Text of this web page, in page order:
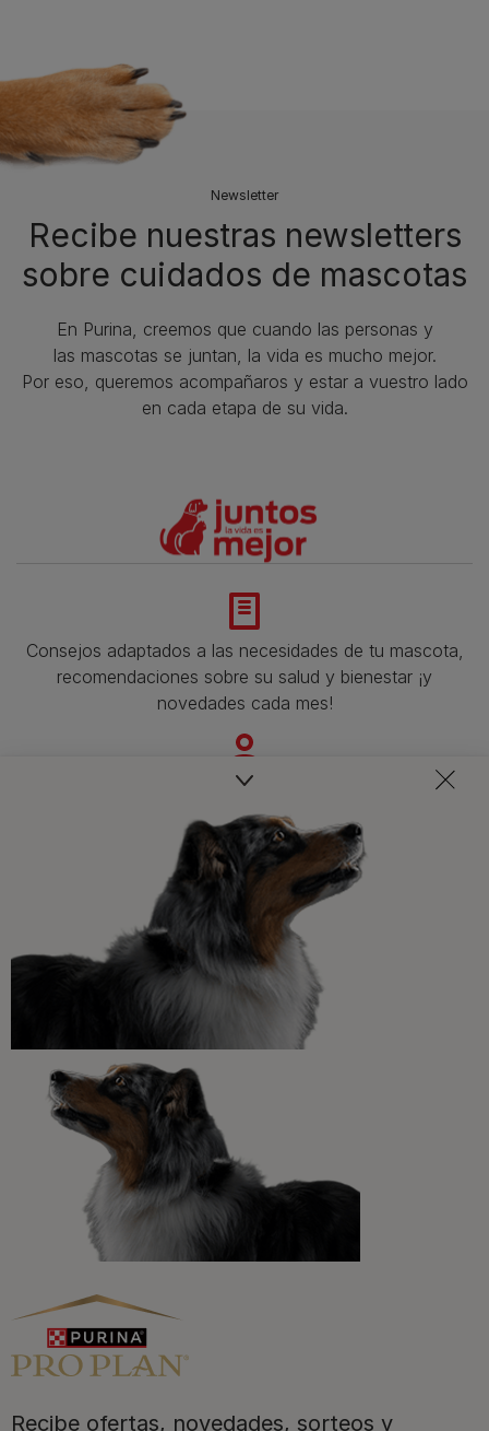
Newsletter
Recibe nuestras newsletters
sobre cuidados de mascotas​
En Purina, creemos que cuando las personas y
las mascotas se juntan, la vida es mucho mejor.
Por eso, queremos acompañaros y estar a vuestro lado
en cada etapa de su vida.​
Consejos adaptados a las necesidades de tu mascota,
recomendaciones sobre su salud y bienestar ¡y
novedades cada mes!
Veterinarios, nutricionistas y expertos en perros y gatos
para resolver todas tus dudas.​
Promociones, concursos, descuentos y ofertas de
todas nuestras marcas.​
¡No te lo pierdas, únete a Purina y empieza
a disfrutar ya de las ventajas!​
Registrarme ahora
Recibe ofertas, novedades, sorteos y
Purina